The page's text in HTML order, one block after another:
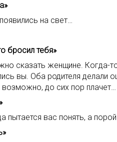
на свет…
бросил тебя»
сказать женщине. Когда-
вы. Оба родителя делали
до сих пор плачет…
пытается вас понять, а